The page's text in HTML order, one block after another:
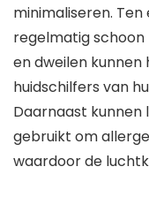
minimaliseren.
regelmatig
en dweilen
huidschilfers van
Daarnaast kunnen
gebruikt om
waardoor de